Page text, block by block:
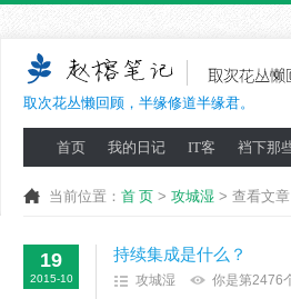
取次花丛懒回顾，半缘修道半缘君。
首页 我的日记 IT客 裆下那
当前位置： 首 页 > 攻城湿 > 查看文章
19
2015-10
持续集成是什么？
攻城湿 你是第2476